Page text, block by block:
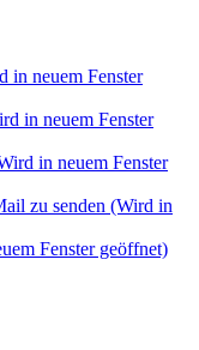
in neuem Fenster
in neuem Fenster
in neuem Fenster
zu senden (Wird in
Fenster geöffnet)